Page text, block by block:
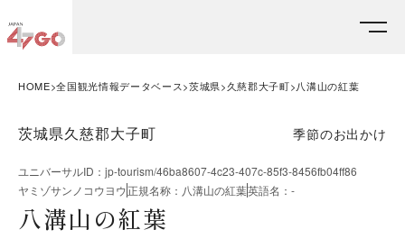
HOME 全国観光情報データベース 茨城県 久慈郡大子町 八溝山の紅葉
茨城県久慈郡大子町 季節のお出かけ
ユニバーサルID ： jp-tourism/46ba8607-4c23-407c-85f3-8456fb04ff86
ヤミゾサンノコウヨウ正規名称 ： 八溝山の紅葉英語名 ： -
八溝山の紅葉